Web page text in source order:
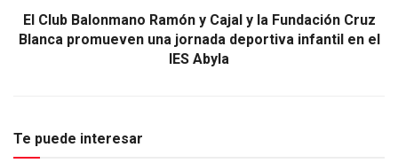
El Club Balonmano Ramón y Cajal y la Fundación Cruz
Blanca promueven una jornada deportiva infantil en el
IES Abyla
Te puede interesar